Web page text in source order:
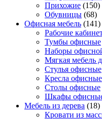
Прихожие (150)
Обувницы (68)
Офисная мебель (141)
Рабочие
Тумбы офисные
Наборы
Мягкая мебель
Стулья офисные
Кресла офисные
Столы офисные
Шкафы
Мебель из дерева (18)
Кровати из